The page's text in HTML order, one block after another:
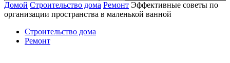
Домой Строительство дома Ремонт Эффективные советы по
организации пространства в маленькой ванной
Строительство дома
Ремонт